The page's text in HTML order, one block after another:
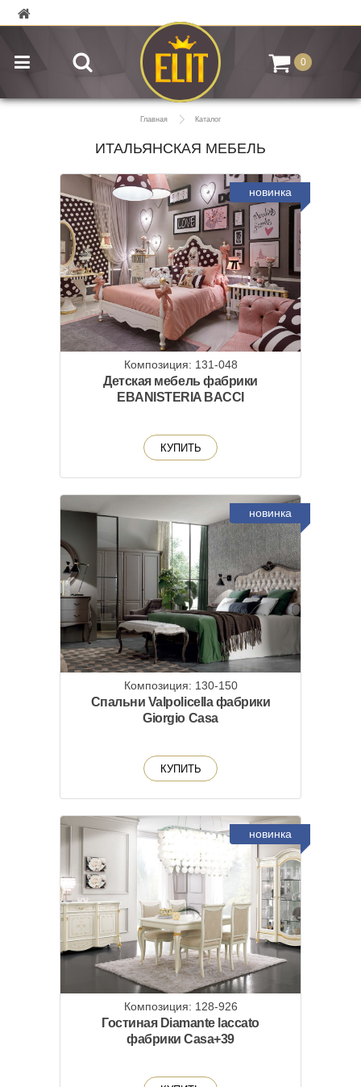
0
Главная Каталог
ИТАЛЬЯНСКАЯ МЕБЕЛЬ
новинка
Композиция: 131-048
Детская мебель фабрики
EBANISTERIA BACCI
КУПИТЬ
новинка
Композиция: 130-150
Спальни Valpolicella фабрики
Giorgio Casa
КУПИТЬ
новинка
Композиция: 128-926
Гостиная Diamante laccato
фабрики Casa+39